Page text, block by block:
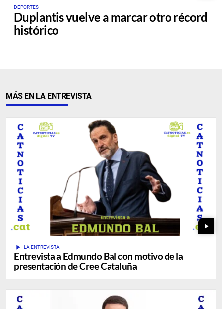
DEPORTES
Duplantis vuelve a marcar otro récord
histórico
MÁS EN LA ENTREVISTA
play_arrow
play_arrow LA ENTREVISTA
Entrevista a Edmundo Bal con motivo de la
presentación de Cree Cataluña